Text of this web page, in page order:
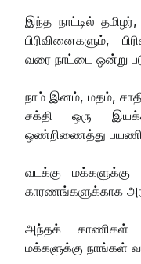
இந்த நாட்டில்
பிரிவினைகளும்,
வரை நாட்டை ஒன்று
நாம் இனம், மதம்,
சக்தி ஒரு
ஒண்றிணைத்து
வடக்கு மக்களுக்கு
காரணங்களுக்காக
அந்தக் காணிகள்
மக்களுக்கு நாங்கள்